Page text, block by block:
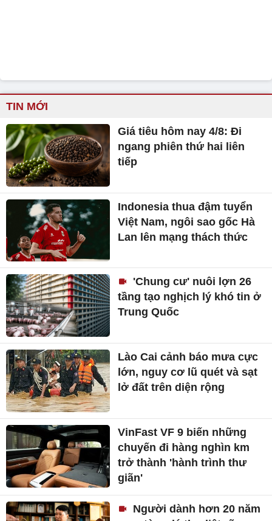
TIN MỚI
Giá tiêu hôm nay 4/8: Đi
ngang phiên thứ hai liên
tiếp
Indonesia thua đậm tuyển
Việt Nam, ngôi sao gốc Hà
Lan lên mạng thách thức
'Chung cư' nuôi lợn 26
tầng tạo nghịch lý khó tin ở
Trung Quốc
Lào Cai cảnh báo mưa cực
lớn, nguy cơ lũ quét và sạt
lở đất trên diện rộng
VinFast VF 9 biến những
chuyến đi hàng nghìn km
trở thành 'hành trình thư
giãn'
Người dành hơn 20 năm